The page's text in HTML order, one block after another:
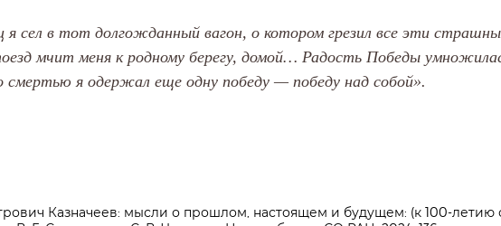
я сел в тот долгожданный вагон, о котором грезил все эти
мчит меня к родному берегу, домой… Радость Победы
смертью я одержал еще одну победу — победу над собой».
Казначеев: мысли о прошлом, настоящем и будущем: (к 100-летию